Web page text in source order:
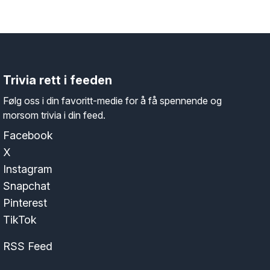
Trivia rett i feeden
Følg oss i din favoritt-medie for å få spennende og
morsom trivia i din feed.
Facebook
X
Instagram
Snapchat
Pinterest
TikTok
RSS Feed